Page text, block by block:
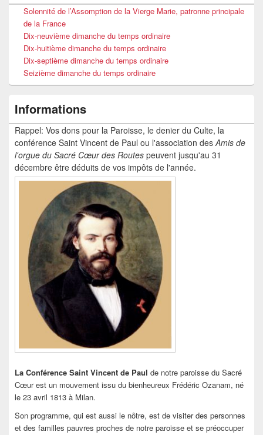
Solennité de l’Assomption de la Vierge Marie, patronne principale
de la France
Dix-neuvième dimanche du temps ordinaire
Dix-huitième dimanche du temps ordinaire
Dix-septième dimanche du temps ordinaire
Seizième dimanche du temps ordinaire
Informations
Rappel: Vos dons pour la Paroisse, le denier du Culte, la
conférence Saint Vincent de Paul ou l'association desAmis de
l'orgue du Sacré Cœur des Routes peuvent jusqu'au 31
décembre être déduits de vos impôts de l'année.
La Conférence Saint Vincent de Paul de notre paroisse du Sacré
Cœur est un mouvement issu du bienheureux Frédéric Ozanam, né
le 23 avril 1813 à Milan.
Son programme, qui est aussi le nôtre, est de visiter des personnes
et des familles pauvres proches de notre paroisse et se préoccuper